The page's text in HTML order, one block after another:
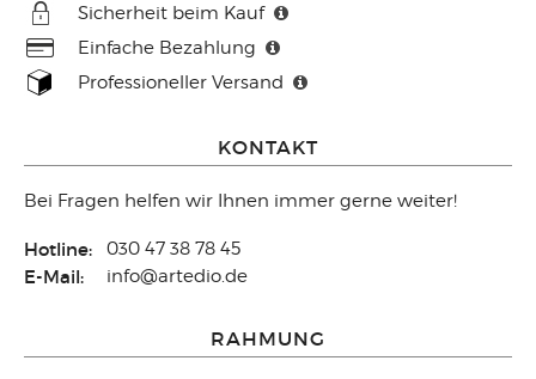
Sicherheit beim Kauf
Einfache Bezahlung
Professioneller Versand
KONTAKT
Bei Fragen helfen wir Ihnen immer gerne weiter!
Hotline: 030 47 38 78 45
E-Mail: info@artedio.de
RAHMUNG